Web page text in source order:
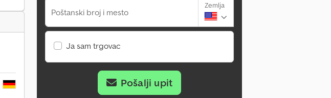
Poštanski broj i mesto
Zemlja
Ja sam trgovac
Pošalji upit